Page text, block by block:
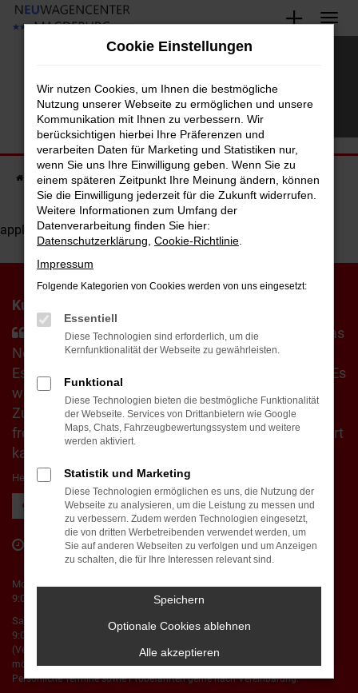
Zum
WERKSTATT UND SERVICE
Startseite Werkstatt und Service
application | No content definition, E9115.
Kunden über uns:
Es gibt 5 Sterne statt der 3 Sterne mit der sich das
Neuwagencenter in seinem Aufmacher schmückt.
Es war ein sehr netter und umfangreicher Service. Es
wird auf alle Fragen und Wünsche eingegangen.
Zudem sind die Mitarbeiter im einzeln alle sehr
freundlich. Wir würden jederzeit wieder ein Auto dort
kaufen.
Herr Marco M.
WEITERE KUNDENSTIMMEN LESEN
Öffnungszeiten & Kontakt
Montag bis Freitag:
9:00 - 18:00 Uhr
Samstag:
9:00 - 15:00 Uhr
(Verkauf und Beratung nur während der gesetzlichen Öffnungszeiten
möglich)
Persönliche Termine sowie Probefahrten gerne nach Vereinbarung.
Cookie Einstellungen
Wir nutzen Cookies, um Ihnen die bestmögliche
Nutzung unserer Webseite zu ermöglichen und unsere
Kommunikation mit Ihnen zu verbessern. Wir
berücksichtigen hierbei Ihre Präferenzen und
verarbeiten Daten für Marketing und Statistiken nur,
wenn Sie uns Ihre Einwilligung geben. Wenn Sie zu
einem späteren Zeitpunkt Ihre Meinung ändern, können
Sie die Einwilligung jederzeit für die Zukunft widerrufen.
Weitere Informationen zum Umfang der
Datenverarbeitung finden Sie hier:
Datenschutzerklärung Cookie-Richtlinie
Impressum
Folgende Kategorien von Cookies werden von uns eingesetzt:
Essentiell
Diese Technologien sind erforderlich, um die
Kernfunktionalität der Webseite zu gewährleisten.
Funktional
Diese Technologien bieten die bestmögliche Funktionalität
der Webseite. Services von Drittanbietern wie Google
Maps, Chats, Fahrzeugbewertungssystem und weitere
werden aktiviert.
Statistik und Marketing
Diese Technologien ermöglichen es uns, die Nutzung der
Webseite zu analysieren, um die Leistung zu messen und
zu verbessern. Zudem werden Technologien eingesetzt,
die von dritten Werbetreibenden verwendet werden, um
Sie auf anderen Webseiten zu verfolgen und um Anzeigen
zu schalten, die für Ihre Interessen relevant sind.
Speichern
Optionale Cookies ablehnen
Alle akzeptieren